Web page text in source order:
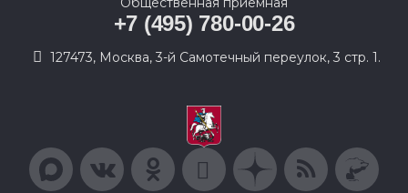
+7 (495) 780-00-26
127473, Москва, 3-й Самотечный переулок, 3 стр. 1.